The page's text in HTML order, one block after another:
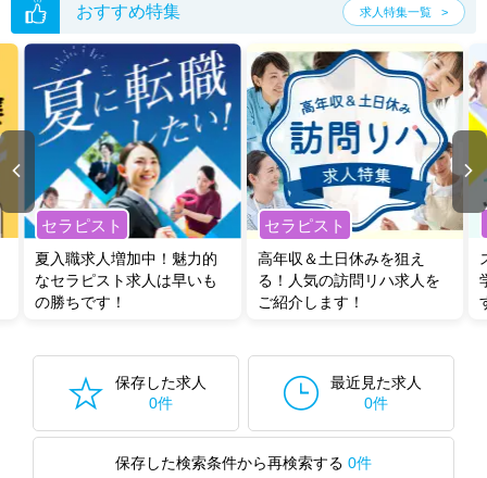
おすすめ特集 求人特集一覧
セラピスト
夏入職求人増加中！魅力的
なセラピスト求人は早いも
の勝ちです！
セラピスト
高年収＆土日休みを狙え
る！人気の訪問リハ求人を
ご紹介します！
保存した求人
0件
最近見た求人
0件
保存した検索条件から再検索する 0件